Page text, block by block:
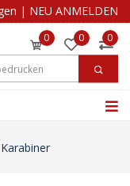
| NEU ANMELDEN
0 0 0